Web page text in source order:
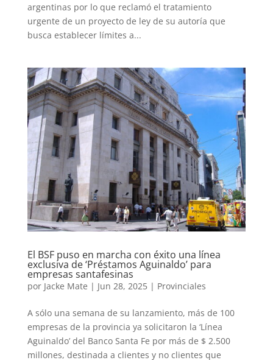
argentinas por lo que reclamó el tratamiento
urgente de un proyecto de ley de su autoría que
busca establecer límites a...
El BSF puso en marcha con éxito una línea
exclusiva de ‘Préstamos Aguinaldo’ para
empresas santafesinas
por Jacke Mate | Jun 28, 2025| Provinciales
A sólo una semana de su lanzamiento, más de 100
empresas de la provincia ya solicitaron la ‘Línea
Aguinaldo’ del Banco Santa Fe por más de $ 2.500
millones, destinada a clientes y no clientes que